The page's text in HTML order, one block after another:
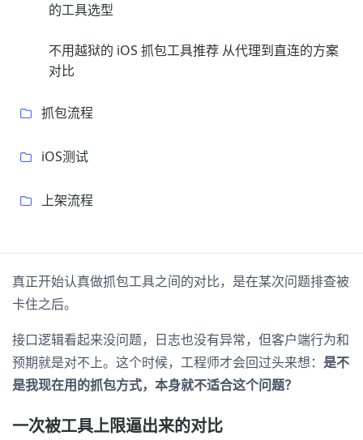
的工具选型
不用越狱的 iOS 抓包工具推荐 从代理到直连的方案
对比
抓包流程
iOS测试
上架流程
真正开始认真做抓包工具之间的对比，是在某次问题排查被
卡住之后。
接口逻辑看起来没问题，日志也没有异常，但客户端行为和
预期就是对不上。这个时候，工程师才会回过头来想： 是不
是我现在用的抓包方式，本身就不适合这个问题？
一次被工具上限逼出来的对比